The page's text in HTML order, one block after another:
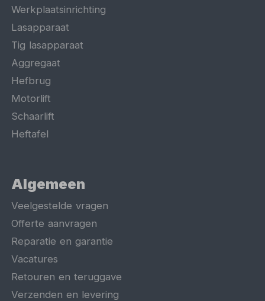
Werkplaatsinrichting
Lasapparaat
Tig lasapparaat
Aggregaat
Hefbrug
Motorlift
Schaarlift
Heftafel
Algemeen
Veelgestelde vragen
Offerte aanvragen
Reparatie en garantie
Vacatures
Retouren en teruggave
Verzenden en levering